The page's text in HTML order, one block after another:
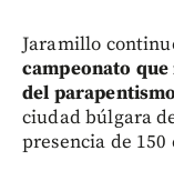
Jaramillo
campeonato
del
ciudad búlgara
presencia de